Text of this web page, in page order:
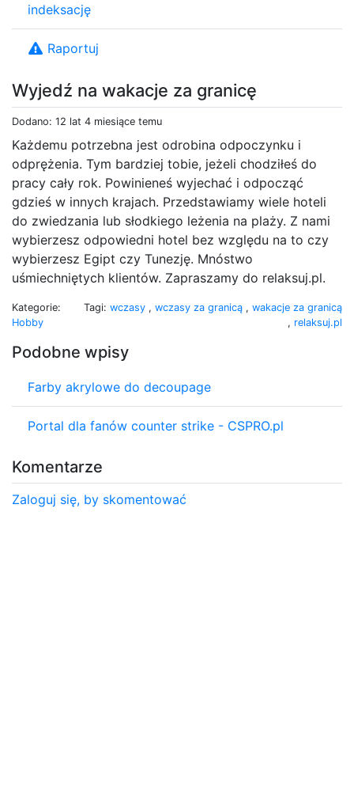
Wyjedź na wakacje za granicę
Dodano: 12 lat 4 miesiące temu
Każdemu potrzebna jest odrobina odpoczynku i
odprężenia. Tym bardziej tobie, jeżeli chodziłeś do
pracy cały rok. Powinieneś wyjechać i odpocząć
gdzieś w innych krajach. Przedstawiamy wiele hoteli
do zwiedzania lub słodkiego leżenia na plaży. Z nami
wybierzesz odpowiedni hotel bez względu na to czy
wybierzesz Egipt czy Tunezję. Mnóstwo
uśmiechniętych klientów. Zapraszamy do relaksuj.pl.
Kategorie:
Hobby
Tagi: wczasy , wczasy za granicą , wakacje za granicą
, relaksuj.pl
Podobne wpisy
Farby akrylowe do decoupage
Portal dla fanów counter strike - CSPRO.pl
Komentarze
Zaloguj się, by skomentować
indeksację
Raportuj